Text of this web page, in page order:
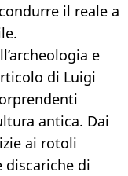
il reale a
e
di Luigi
antica. Dai
ai rotoli
discariche di